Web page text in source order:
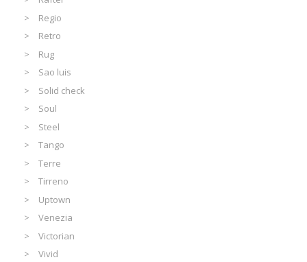
Regio
Retro
Rug
Sao luis
Solid check
Soul
Steel
Tango
Terre
Tirreno
Uptown
Venezia
Victorian
Vivid